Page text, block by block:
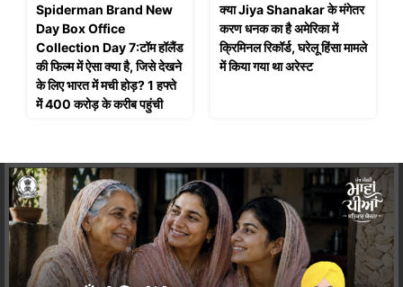
Spiderman Brand New
Day Box Office
Collection Day 7:टॉम हॉलैंड
की फिल्म में ऐसा क्या है, जिसे देखने
के लिए भारत में मची होड़? 1 हफ्ते
में 400 करोड़ के करीब पहुंची
क्या Jiya Shanakar के मंगेतर
करण धनक का है अमेरिका में
क्रिमिनल रिकॉर्ड, घरेलू हिंसा मामले
में किया गया था अरेस्ट